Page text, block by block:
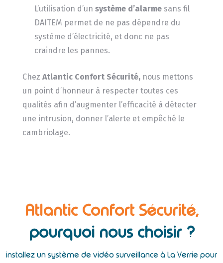
L’utilisation d’un système d’alarmesans fil
DAITEM permet de ne pas dépendre du
système d’électricité, et donc ne pas
craindre les pannes.
Chez Atlantic Confort Sécurité,nous mettons
un point d’honneur à respecter toutes ces
qualités afin d’augmenter l’efficacité à détecter
une intrusion, donner l’alerte et empêché le
cambriolage.
Atlantic Confort Sécurité,
pourquoi nous choisir ?
installez un système de vidéo surveillance à La Verrie pour